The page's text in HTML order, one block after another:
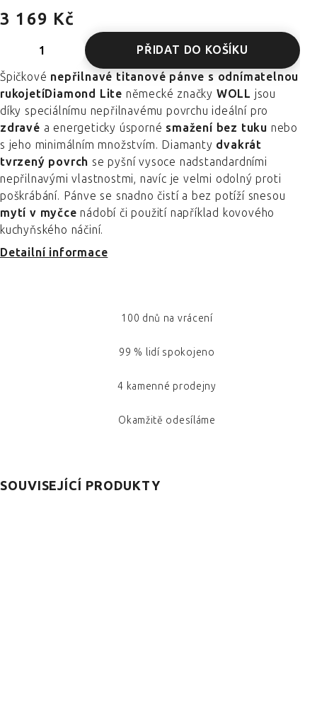
3 169 Kč
PŘIDAT DO KOŠÍKU
Špičkové nepřilnavé titanové pánve s odnímatelnou
rukojetíDiamond Lite německé značky WOLL jsou
díky speciálnímu nepřilnavému povrchu ideální pro
zdravé a energeticky úsporné smažení bez tuku nebo
s jeho minimálním množstvím. Diamanty dvakrát
tvrzený povrch se pyšní vysoce nadstandardními
nepřilnavými vlastnostmi, navíc je velmi odolný proti
poškrábání. Pánve se snadno čistí a bez potíží snesou
mytí v myčcenádobí či použití například kovového
kuchyňského náčiní.
Detailní informace
100 dnů na vrácení
99 % lidí spokojeno
4 kamenné prodejny
Okamžitě odesíláme
SOUVISEJÍCÍ PRODUKTY